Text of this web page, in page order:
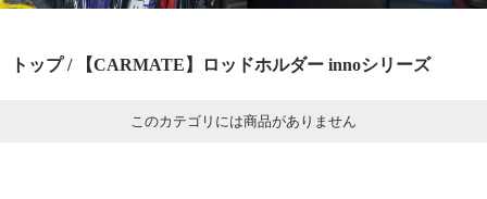
トップ/ 【CARMATE】ロッドホルダー innoシリーズ
このカテゴリには商品がありません